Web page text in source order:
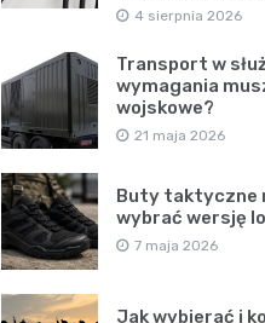
4 sierpnia 2026
Transport w
wymagania
wojskowe?
21 maja 2026
Buty taktyczne
wybrać wersję
7 maja 2026
Jak wybierać i